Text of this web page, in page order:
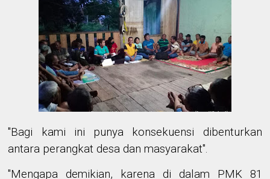
"Bagi kami ini punya konsekuensi dibenturkan
antara perangkat desa dan masyarakat".
"Mengapa demikian, karena di dalam PMK 81